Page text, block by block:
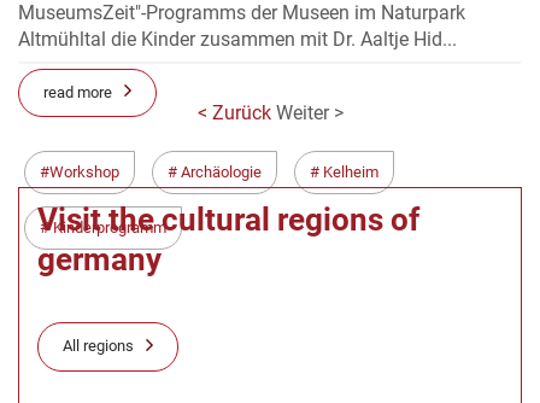
MuseumsZeit"-Programms der Museen im Naturpark
Altmühltal die Kinder zusammen mit Dr. Aaltje Hid...
read more
Workshop Archäologie Kelheim
Kinderprogramm
< Zurück Weiter >
Visit the cultural regions of
germany
All regions